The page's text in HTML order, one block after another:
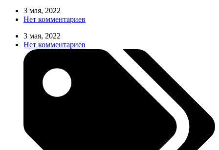
3 мая, 2022
Нет комментариев
3 мая, 2022
Нет комментариев